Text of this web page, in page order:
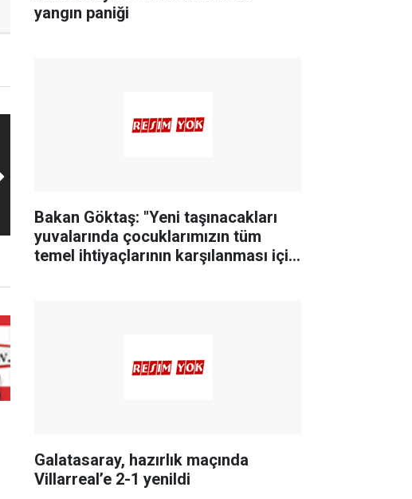
yangın paniği
Bakan Göktaş: "Yeni taşınacakları
yuvalarında çocuklarımızın tüm
temel ihtiyaçlarının karşılanması için
Galatasaray, hazırlık maçında
Villarreal’e 2-1 yenildi